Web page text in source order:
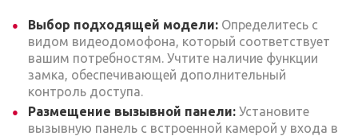
Выбор подходящей модели: Определитесь с
видом видеодомофона, который соответствует
вашим потребностям. Учтите наличие функции
замка, обеспечивающей дополнительный
контроль доступа.
Размещение вызывной панели: Установите
вызывную панель с встроенной камерой у входа в